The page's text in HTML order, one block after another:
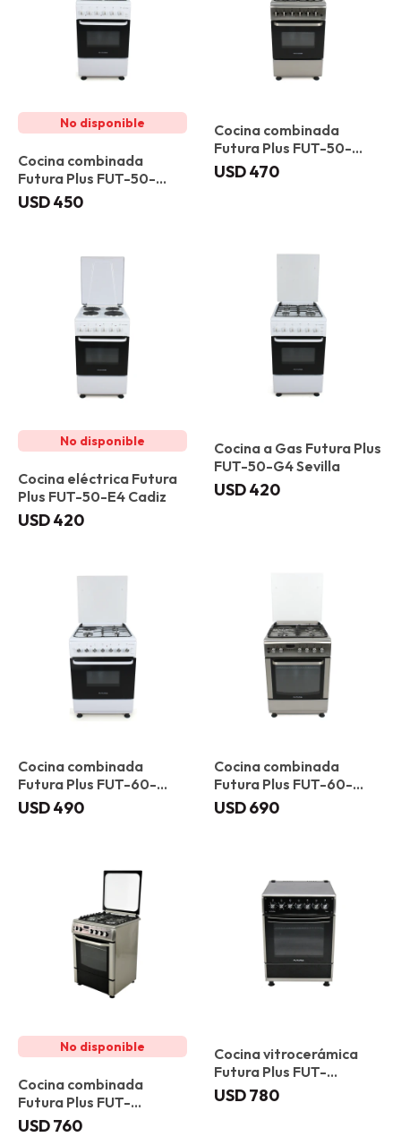
Cocina combinada
Futura Plus FUT-50-
C31B Girona
USD450
Cocina combinada
Futura Plus FUT-50-
C31X Ibiza
USD470
Cocina eléctrica Futura
Plus FUT-50-E4 Cadiz
USD420
Cocina a Gas Futura Plus
FUT-50-G4 Sevilla
USD420
Cocina combinada
Futura Plus FUT-60-
CM31B Valencia
USD490
Cocina combinada
Futura Plus FUT-60-
CM31X Bilbao
USD690
Cocina combinada
Futura Plus FUT-
60CM4X Barcelona
USD760
Cocina vitrocerámica
Futura Plus FUT-
60VC4G Vitoria
USD780